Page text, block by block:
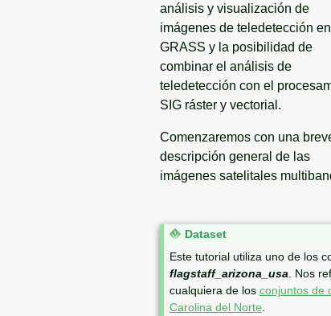
análisis y visualización de
imágenes de teledetección en
GRASS y la posibilidad de
combinar el análisis de
teledetección con el
SIG ráster y vectorial.
Comenzaremos con una
descripción general de las
imágenes satelitales
N
e
Dataset
Este tutorial utiliza uno de los
flagstaff_arizona_usa. Nos
cualquiera de los conjuntos de
Carolina del Norte.